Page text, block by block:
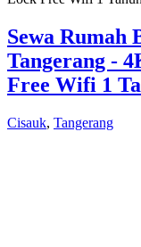
Sewa Rumah
Tangerang -
Free Wifi 1
Cisauk, Tangerang